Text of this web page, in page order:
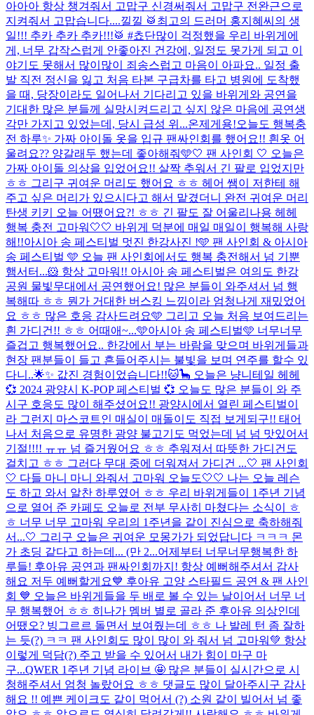
아아아 항상 챙겨줘서 고맙구 신경써줘서 고맙구 전완근으로
지켜줘서 고맙습니다....낄낄 🥁최고의 드러머 홍지혜씨의 생
일!!! 추카 추카 추카!!!🥁 #쵸단많이 걱정했을 우리 바위게에
게, 너무 갑작스럽게 안좋아진 건강에, 일정도 못가게 되고 이
야기도 못해서 많이많이 죄송스럽고 마음이 아파요.. 일정 출
발 직전 정신을 잃고 처음 타본 구급차를 타고 병원에 도착했
을 때, 당장이라도 일어나서 기다리고 있을 바위게와 공연을
기대한 많은 분들께 실망시켜드리고 싶지 않은 마음에 공연생
각만 가지고 있었는데, 당시 급성 위...온제게용!오늘도 행복충
전 하루✨ 가짜 아이돌 옷을 입규 팬싸인회를 했어요!! 흰옷 어
울려요?? 양갈래두 했는데 좋아해줘🩵🤍 팬 사인회 🤍 오늘은
가짜 아이돌 의상을 입었어요!! 살짝 추워서 긴 팔로 입었지만
ㅎㅎ 그리구 귀여운 머리도 했어요 ㅎㅎ 헤어 쌤이 저한테 해
주고 싶은 머리가 있으시다고 해서 맡겼더니 완전 귀여운 머리
탄생 키키 오늘 어땠어요?! ㅎㅎ 긴 팔도 잘 어울리나용 헤헤
행복 충전 고마워🤍🤍 바위게 덕분에 매일 매일이 행복해 사랑
해!!아시아 송 페스티벌 멋진 한강사진 !🩵 팬 사인회 & 아시아
송 페스티벌 🩵 오늘 팬 사인회에서도 행복 충전해서 넘 기뿐
햄서터...🐹 항상 고마워!! 아시아 송 페스티벌은 여의도 한강
공원 물빛무대에서 공연했어요! 많은 분들이 와주셔서 넘 행
복해따 ㅎㅎ 뭔가 거대한 버스킹 느낌이라 엄청나게 재밌었어
요 ㅎㅎ 많은 호응 감사드려요🩵 그리고 오늘 처음 보여드리는
흰 가디건!! ㅎㅎ 어때애~...🩵아시아 송 페스티벌🩵 너무너무
즐겁고 행복했어요.. 한강에서 부는 바람을 맞으며 바위게들과
현장 팬분들이 들고 흔들어주시는 불빛을 보며 연주를 할수 있
다니..🌟✨ 값진 경험이었습니다!!🐱🦕 오늘은 냥니테일 헤헤
💞 2024 광양시 K-POP 페스티벌 💞 오늘도 많은 분들이 와 주
시구 호응도 많이 해주셨어요!! 광양시에서 열린 페스티벌이
라 그런지 마스코트인 매실이 매돌이도 직접 보게되구!! 태어
나서 처음으로 유명한 광양 불고기도 먹었는데 넘 넘 맛있어서
기절!!!! ㅠㅠ 넘 즐거웠어요 ㅎㅎ 추워져서 따뜻한 가디건도
걸치고 ㅎㅎ 그러다 무대 중에 더워져서 가디건 ...🤍 팬 사인회
🤍 다들 마니 마니 와줘서 고마워 오늘도🤍🤍 나는 오늘 레슨
도 하고 와서 알찬 하루였어 ㅎㅎ 우리 바위게들이 1주년 기념
으로 열어 준 카페도 오늘로 전부 무사히 마쳤다는 소식이 ㅎ
ㅎ 너무 너무 고마워 우리의 1주년을 같이 진심으로 축하해줘
서...🤍 그리구 오늘은 귀여운 모몽가가 되었답니다 ㅋㅋㅋ 몬
가 초딩 같다고 하는데... (만 2...어제부터 너무너무행복한 하
루들! 후아유 공연과 팬싸인회까지! 항상 예뻐해주셔서 감사
해요 저두 예뻐할게요💙 후아유 고양 스타필드 공연 & 팬 사인
회 💙 오늘은 바위게들을 두 배로 볼 수 있는 날이어서 너무 너
무 행복했어 ㅎㅎ 히나가 멤버 별로 골라 준 후아유 의상인데
어땠오? 빙그르르 돌면서 보여줬는데 ㅎㅎ 나 발레 턴 좀 잘하
는 듯(?) ㅋㅋ 팬 사인회도 많이 많이 와 줘서 넘 고마워💚 항상
이렇게 덕담(?) 주고 받을 수 있어서 내가 힘이 마구 마
구...QWER 1주년 기념 라이브 🤩 많은 분들이 실시간으로 시
청해주셔서 엄청 놀랐어요 ㅎㅎ 댓글도 많이 달아주시구 감사
해요 !! 예쁜 케이크도 같이 먹어서 (?) 소원 같이 빌어서 넘 좋